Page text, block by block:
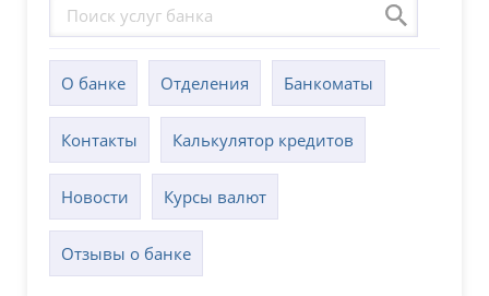
О банке Отделения Банкоматы
Контакты Калькулятор кредитов
Новости Курсы валют
Отзывы о банке